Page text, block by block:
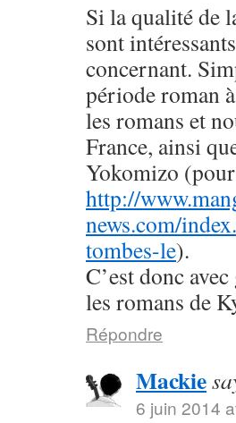
Si la qualité de
sont
concernant.
période roman
les romans et
France, ainsi
Yokomizo
http://
news.com/
tombes-le).
C’est donc
les romans de
Répondre
Mackie
6 juin 2014